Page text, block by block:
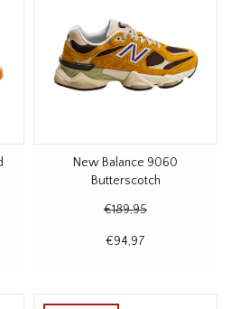
New Balance 9060
Butterscotch
€189,95
€94,97